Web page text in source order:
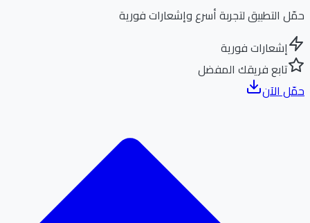
التطبيق لتجربة أسرع وإشعارات فورية
إشعارات فورية
تابع فريقك المفضل
الآن